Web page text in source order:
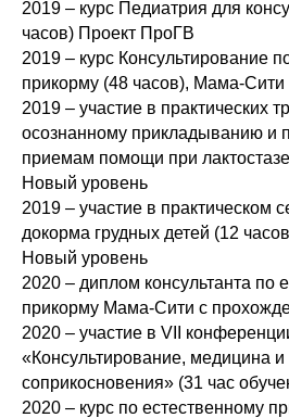
2019 – курс Педиатрия для
часов) Проект ПроГВ
2019 – курс Консультирование
прикорму (48 часов), Мама-Сити
2019 – участие в практических
осознанному прикладыванию и
приемам помощи при
Новый уровень
2019 – участие в практическом
докорма грудных детей (12
Новый уровень
2020 – диплом консультанта по
прикорму Мама-Сити с
2020 – участие в VII
«Консультирование, медицина и
соприкосновения» (31 час
2020 – курс по естественному